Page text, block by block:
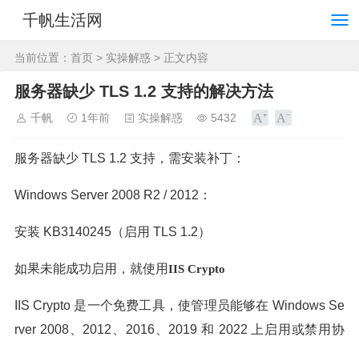
千帆生活网
当前位置： 首页 > 实操解惑 > 正文内容
服务器缺少 TLS 1.2 支持的解决方法
千帆 1年前 实操解惑 5432
服务器缺少 TLS 1.2 支持，需安装补丁：
Windows Server 2008 R2 / 2012：
安装 KB3140245（启用 TLS 1.2）
如果未能成功启用，就使用IIS Crypto
IIS Crypto 是一个免费工具，使管理员能够在 Windows Se
rver 2008、2012、2016、2019 和 2022 上启用或禁用协